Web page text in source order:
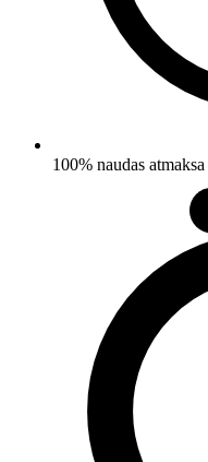
100% naudas